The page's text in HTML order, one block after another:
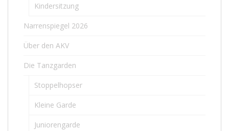
Kindersitzung
Narrenspiegel 2026
Über den AKV
Die Tanzgarden
Stoppelhopser
Kleine Garde
Juniorengarde